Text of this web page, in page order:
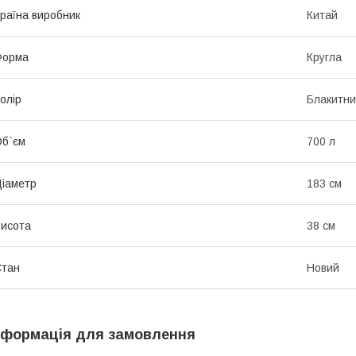
виробник Китай
Кругла
700 л
183 см
38 см
Новий
для замовлення